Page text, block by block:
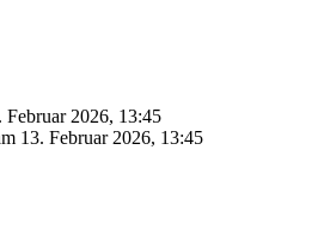
Februar 2026, 13:45
13. Februar 2026, 13:45